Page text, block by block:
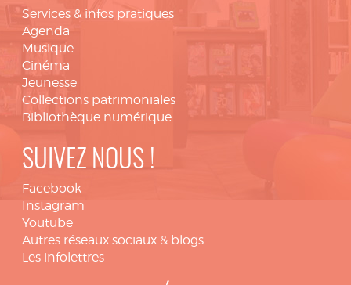
Services & infos pratiques
Agenda
Musique
Cinéma
Jeunesse
Collections patrimoniales
Bibliothèque numérique
SUIVEZ NOUS !
Facebook
Instagram
Youtube
Autres réseaux sociaux & blogs
Les infolettres